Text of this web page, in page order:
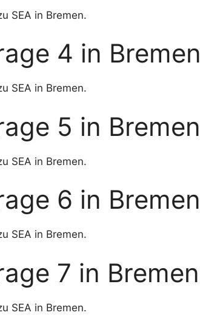
SEA in Bremen.
4 in Bremen
SEA in Bremen.
5 in Bremen
SEA in Bremen.
6 in Bremen
SEA in Bremen.
7 in Bremen
SEA in Bremen.